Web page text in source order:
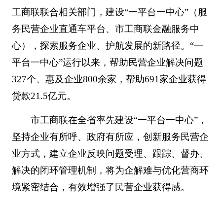
工商联联合相关部门，建设“一平台一中心”（服
务民营企业直通车平台、市工商联金融服务中
心），探索服务企业、护航发展的新路径。“一
平台一中心”运行以来，帮助民营企业解决问题
327个、惠及企业800余家，帮助691家企业获得
贷款21.5亿元。
市工商联在全省率先建设“一平台一中心”，
坚持企业有所呼、政府有所应，创新服务民营企
业方式，建立企业反映问题受理、跟踪、督办、
解决的闭环管理机制，将为企解难与优化营商环
境紧密结合，有效增强了民营企业获得感。